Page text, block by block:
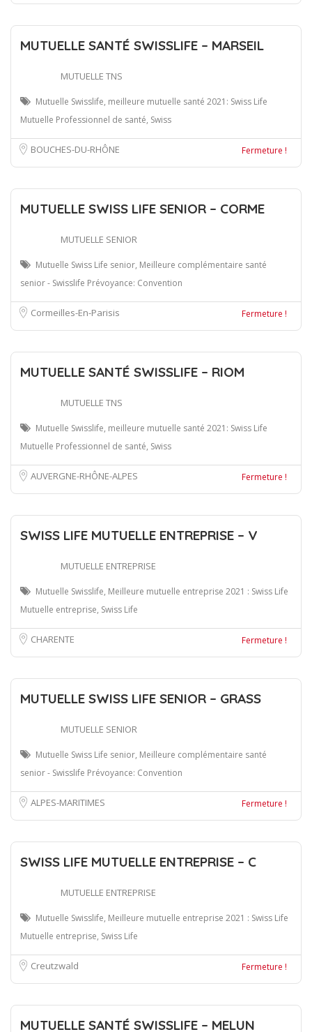
MUTUELLE SANTÉ SWISSLIFE – MARSEIL
MUTUELLE TNS
Mutuelle Swisslife, meilleure mutuelle santé 2021: Swiss Life
Mutuelle Professionnel de santé, Swiss
BOUCHES-DU-RHÔNE Fermeture !
MUTUELLE SWISS LIFE SENIOR – CORME
MUTUELLE SENIOR
Mutuelle Swiss Life senior, Meilleure complémentaire santé
senior - Swisslife Prévoyance: Convention
Cormeilles-En-Parisis Fermeture !
MUTUELLE SANTÉ SWISSLIFE – RIOM
MUTUELLE TNS
Mutuelle Swisslife, meilleure mutuelle santé 2021: Swiss Life
Mutuelle Professionnel de santé, Swiss
AUVERGNE-RHÔNE-ALPES Fermeture !
SWISS LIFE MUTUELLE ENTREPRISE – V
MUTUELLE ENTREPRISE
Mutuelle Swisslife, Meilleure mutuelle entreprise 2021 : Swiss Life
Mutuelle entreprise, Swiss Life
CHARENTE Fermeture !
MUTUELLE SWISS LIFE SENIOR – GRASS
MUTUELLE SENIOR
Mutuelle Swiss Life senior, Meilleure complémentaire santé
senior - Swisslife Prévoyance: Convention
ALPES-MARITIMES Fermeture !
SWISS LIFE MUTUELLE ENTREPRISE – C
MUTUELLE ENTREPRISE
Mutuelle Swisslife, Meilleure mutuelle entreprise 2021 : Swiss Life
Mutuelle entreprise, Swiss Life
Creutzwald Fermeture !
MUTUELLE SANTÉ SWISSLIFE – MELUN